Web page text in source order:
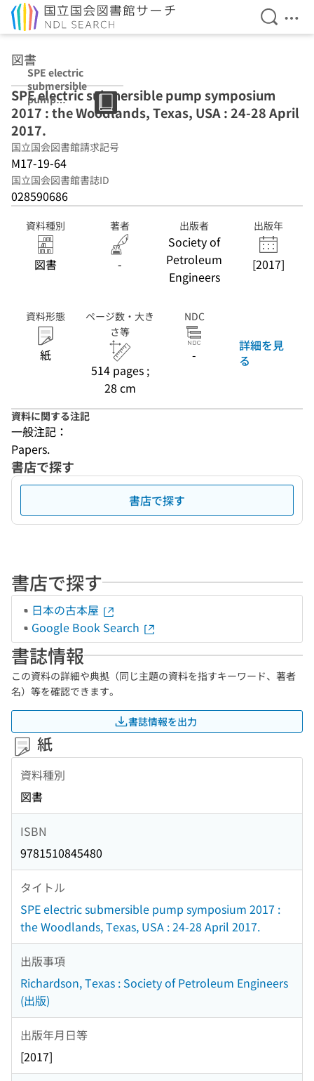
検索を
メ
図書
SPE electric
submersible
pump
symposium
2017 : the
Woodlands,
Texas, USA : 24-
28 April 2017.
SPE electric submersible pump symposium
2017 : the Woodlands, Texas, USA : 24-28 April
2017.
国立国会図書館請求記号
M17-19-64
国立国会図書館書誌ID
028590686
資料種別
図書
著者
-
出版者
Society of
Petroleum
Engineers
出版年
[2017]
資料形態
紙
ページ数・大き
さ等
514 pages ;
28 cm
NDC
-
詳細を見
る
資料に関する注記
一般注記：
Papers.
書店で探す
書店で探す
書店で探す
日本の古本屋
Google Book Search
書誌情報
この資料の詳細や典拠（同じ主題の資料を指すキーワード、著者
名）等を確認できます。
書誌情報を出力
紙
資料種別
図書
ISBN
9781510845480
タイトル
SPE electric submersible pump symposium 2017 :
the Woodlands, Texas, USA : 24-28 April 2017.
出版事項
Richardson, Texas : Society of Petroleum Engineers
(出版)
出版年月日等
[2017]